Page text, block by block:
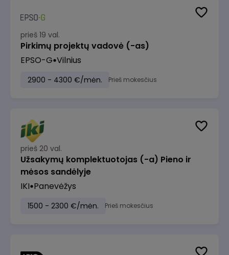
prieš 19 val.
Pirkimų projektų vadovė (-as)
EPSO-G Vilnius
2900 - 4300 €/mėn. Prieš mokesčius
prieš 20 val.
Užsakymų komplektuotojas (-a) Pieno ir
mėsos sandėlyje
IKI Panevėžys
1500 - 2300 €/mėn. Prieš mokesčius